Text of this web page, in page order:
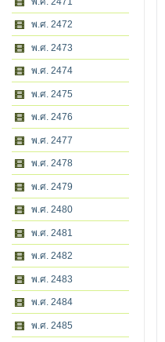
พ.ศ. 2472
พ.ศ. 2473
พ.ศ. 2474
พ.ศ. 2475
พ.ศ. 2476
พ.ศ. 2477
พ.ศ. 2478
พ.ศ. 2479
พ.ศ. 2480
พ.ศ. 2481
พ.ศ. 2482
พ.ศ. 2483
พ.ศ. 2484
พ.ศ. 2485